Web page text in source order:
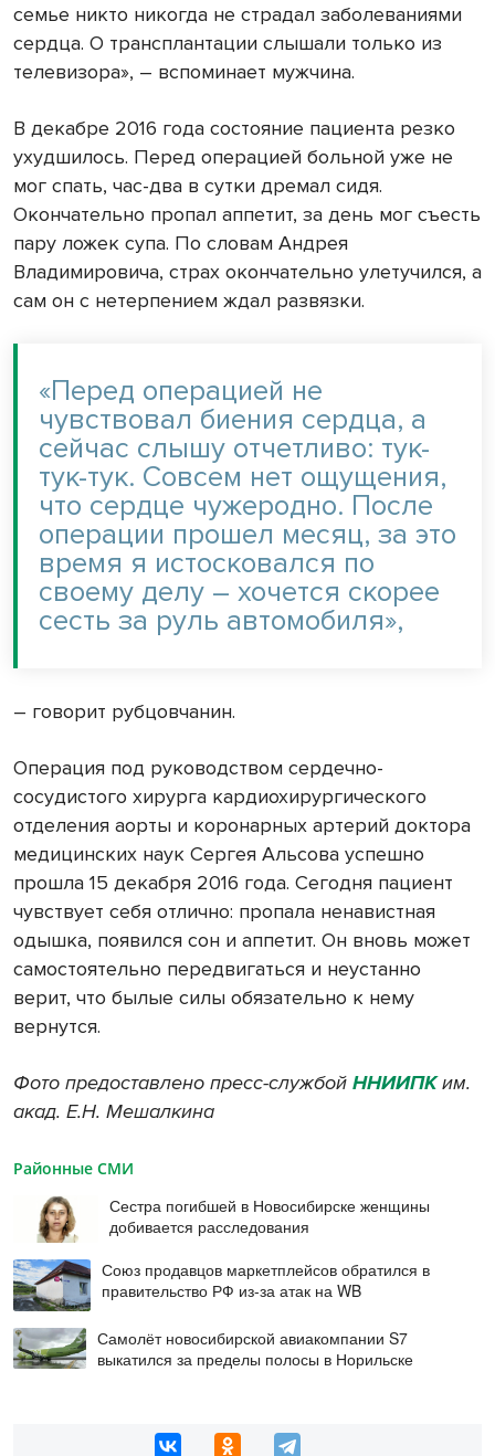
семье никто никогда не страдал заболеваниями
сердца. О трансплантации слышали только из
телевизора», – вспоминает мужчина.
В декабре 2016 года состояние пациента резко
ухудшилось. Перед операцией больной уже не
мог спать, час-два в сутки дремал сидя.
Окончательно пропал аппетит, за день мог съесть
пару ложек супа. По словам Андрея
Владимировича, страх окончательно улетучился, а
сам он с нетерпением ждал развязки.
«Перед операцией не
чувствовал биения сердца, а
сейчас слышу отчетливо: тук-
тук-тук. Совсем нет ощущения,
что сердце чужеродно. После
операции прошел месяц, за это
время я истосковался по
своему делу – хочется скорее
сесть за руль автомобиля»,
– говорит рубцовчанин.
Операция под руководством сердечно-
сосудистого хирурга кардиохирургического
отделения аорты и коронарных артерий доктора
медицинских наук Сергея Альсова успешно
прошла 15 декабря 2016 года. Сегодня пациент
чувствует себя отлично: пропала ненавистная
одышка, появился сон и аппетит. Он вновь может
самостоятельно передвигаться и неустанно
верит, что былые силы обязательно к нему
вернутся.
Фото предоставлено пресс-службой ННИИПКим.
акад. Е.Н. Мешалкина
Районные СМИ
Сестра погибшей в Новосибирске женщины
добивается расследования
Союз продавцов маркетплейсов обратился в
правительство РФ из-за атак на WB
Самолёт новосибирской авиакомпании S7
выкатился за пределы полосы в Норильске